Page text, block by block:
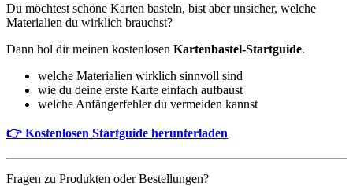
Du möchtest schöne Karten basteln, bist aber unsicher, welche
Materialien du wirklich brauchst?
Dann hol dir meinen kostenlosen Kartenbastel-Startguide.
welche Materialien wirklich sinnvoll sind
wie du deine erste Karte einfach aufbaust
welche Anfängerfehler du vermeiden kannst
👉 Kostenlosen Startguide herunterladen
Fragen zu Produkten oder Bestellungen?